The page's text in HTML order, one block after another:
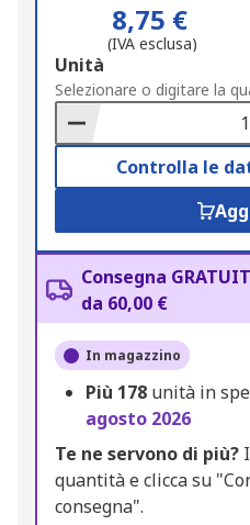
8,75 €
(IVA esclusa)
Add
to
Basket
Unità
Selezionare o digitare la
Controlla le
Consegna
da 60,00 €
In magazzino
Più 178 unità in
agosto 2026
Te ne servono di più?
quantità e clicca su
consegna".